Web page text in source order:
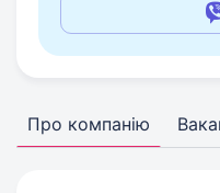
Про компанію